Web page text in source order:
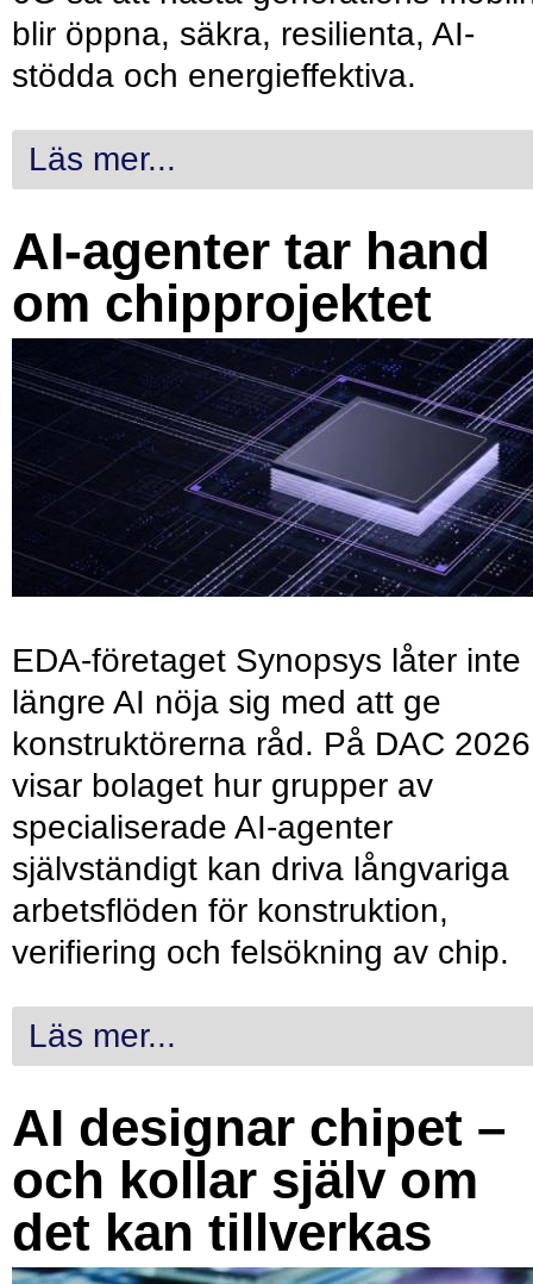
blir öppna, säkra, resilienta, AI-
stödda och energieffektiva.
Läs mer...
AI-agenter tar hand
om chipprojektet
EDA-företaget Synopsys låter inte
längre AI nöja sig med att ge
konstruktörerna råd. På DAC 2026
visar bolaget hur grupper av
specialiserade AI-agenter
självständigt kan driva långvariga
arbetsflöden för konstruktion,
verifiering och felsökning av chip.
Läs mer...
AI designar chipet –
och kollar själv om
det kan tillverkas